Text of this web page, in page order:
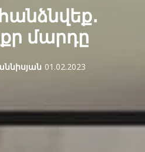
մարդը
01.02.2023